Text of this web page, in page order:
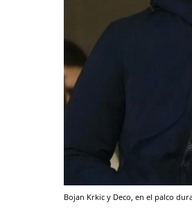
Bojan Krkic y Deco, en el palco